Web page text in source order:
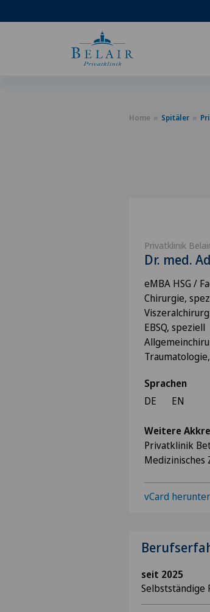
Home Spitäler
Privatklinik
Dr. med.
eMBA HSG /
Chirurgie,
EBSQ, speziell
Sprachen
DE
EN
Weitere
Privatklinik
Medizinisches
vCard
seit 2025
Selbstständige